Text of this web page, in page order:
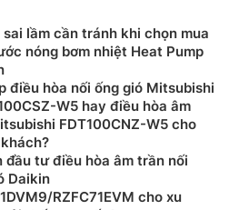
sai lầm cần tránh khi chọn mua
nóng bơm nhiệt Heat Pump
điều hòa nối ống gió Mitsubishi
W5 hay điều hòa âm
FDT100CNZ-W5 cho
đầu tư điều hòa âm trần nối
Daikin
RZFC71EVM cho xu